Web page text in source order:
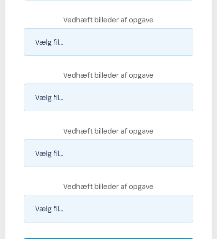
Vedhæft billeder af opgave
Vedhæft billeder af opgave
Vedhæft billeder af opgave
Vedhæft billeder af opgave